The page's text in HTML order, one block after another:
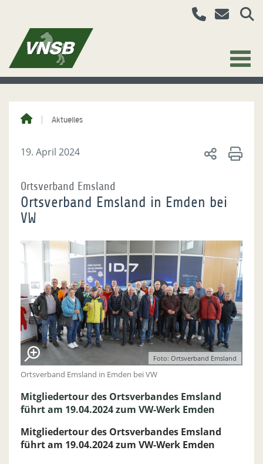
Aktuelles
19. April 2024
Ortsverband Emsland
Ortsverband Emsland in Emden bei
VW
Foto: Ortsverband Emsland
Ortsverband Emsland in Emden bei VW
Mitgliedertour des Ortsverbandes Emsland
führt am 19.04.2024 zum VW-Werk Emden
Mitgliedertour des Ortsverbandes Emsland
führt am 19.04.2024 zum VW-Werk Emden